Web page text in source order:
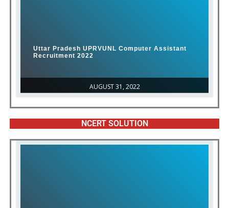
AUGUST 31, 2022
Uttar Pradesh UPRVUNL Computer Assistant
Recruitment 2022
NCERT SOLUTION